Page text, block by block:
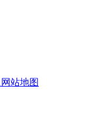
网站地图